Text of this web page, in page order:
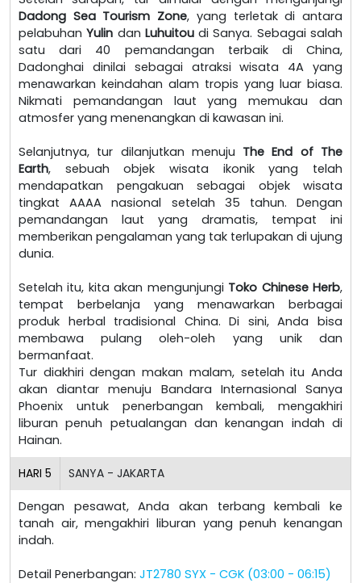
Dadong Sea Tourism Zone, yang terletak di antara
pelabuhanYulin dan Luhuitoudi Sanya. Sebagai salah
satu dari 40 pemandangan terbaik di China,
Dadonghai dinilai sebagai atraksi wisata 4A yang
menawarkan keindahan alam tropis yang luar biasa.
Nikmati pemandangan laut yang memukau dan
atmosfer yang menenangkan di kawasan ini.
Selanjutnya, tur dilanjutkan menuju The End of The
Earth, sebuah objek wisata ikonik yang telah
mendapatkan pengakuan sebagai objek wisata
tingkat AAAA nasional setelah 35 tahun. Dengan
pemandangan laut yang dramatis, tempat ini
memberikan pengalaman yang tak terlupakan di ujung
dunia.
Setelah itu, kita akan mengunjungi Toko Chinese Herb,
tempat berbelanja yang menawarkan berbagai
produk herbal tradisional China. Di sini, Anda bisa
membawa pulang oleh-oleh yang unik dan
bermanfaat.
Tur diakhiri dengan makan malam, setelah itu Anda
akan diantar menuju Bandara Internasional Sanya
Phoenix untuk penerbangan kembali, mengakhiri
liburan penuh petualangan dan kenangan indah di
Hainan.
HARI 5 SANYA - JAKARTA
Dengan pesawat, Anda akan terbang kembali ke
tanah air, mengakhiri liburan yang penuh kenangan
indah.
Detail Penerbangan: JT2780 SYX - CGK (03:00 - 06:15)